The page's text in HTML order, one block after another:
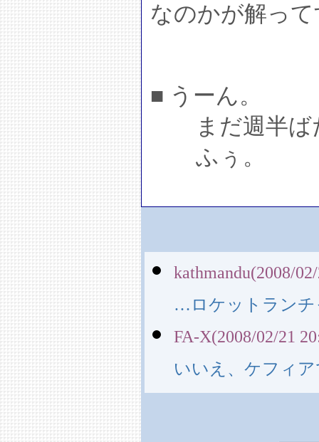
なのかが解っ
■ うーん。
まだ週半ば
ふぅ。
kathmandu(2008/
…ロケットランチ
FA-X(2008/02/21
いいえ、ケフィ